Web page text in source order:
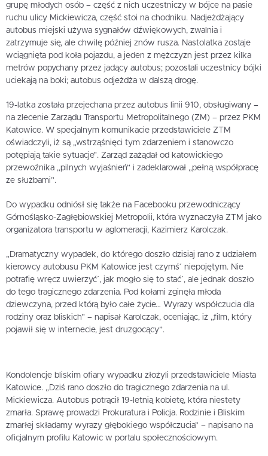
grupę młodych osób – część z nich uczestniczy w bójce na pasie
ruchu ulicy Mickiewicza, część stoi na chodniku. Nadjeżdżający
autobus miejski używa sygnałów dźwiękowych, zwalnia i
zatrzymuje się, ale chwilę później znów rusza. Nastolatka zostaje
wciągnięta pod koła pojazdu, a jeden z mężczyzn jest przez kilka
metrów popychany przez jadący autobus; pozostali uczestnicy bójki
uciekają na boki; autobus odjeżdża w dalszą drogę.
19-latka została przejechana przez autobus linii 910, obsługiwany –
na zlecenie Zarządu Transportu Metropolitalnego (ZM) – przez PKM
Katowice. W specjalnym komunikacie przedstawiciele ZTM
oświadczyli, iż są „wstrząśnięci tym zdarzeniem i stanowczo
potępiają takie sytuacje”. Zarząd zażądał od katowickiego
przewoźnika „pilnych wyjaśnień” i zadeklarował „pełną współpracę
ze służbami”.
Do wypadku odniósł się także na Facebooku przewodniczący
Górnośląsko-Zagłębiowskiej Metropolii, która wyznaczyła ZTM jako
organizatora transportu w aglomeracji, Kazimierz Karolczak.
„Dramatyczny wypadek, do którego doszło dzisiaj rano z udziałem
kierowcy autobusu PKM Katowice jest czymś´ niepojętym. Nie
potrafię wręcz uwierzyć´, jak mogło się to stać´, ale jednak doszło
do tego tragicznego zdarzenia. Pod kołami zginęła młoda
dziewczyna, przed którą było całe życie… Wyrazy współczucia dla
rodziny oraz bliskich” – napisał Karolczak, oceniając, iż „film, który
pojawił się w internecie, jest druzgocący”.
Kondolencje bliskim ofiary wypadku złożyli przedstawiciele Miasta
Katowice. „Dziś rano doszło do tragicznego zdarzenia na ul.
Mickiewicza. Autobus potrącił 19-letnią kobietę, która niestety
zmarła. Sprawę prowadzi Prokuratura i Policja. Rodzinie i Bliskim
zmarłej składamy wyrazy głębokiego współczucia” – napisano na
oficjalnym profilu Katowic w portalu społecznościowym.